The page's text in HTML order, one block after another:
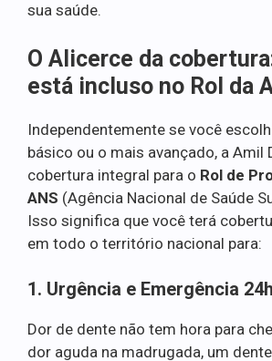
sua saúde.
O Alicerce da
está incluso no Rol da
Independentemente se você
básico ou o mais avançado, a Amil
cobertura integral para o Rol de
ANS (Agência Nacional de Saúde
Isso significa que você terá
em todo o território nacional para:
1. Urgência e Emergência 24h
Dor de dente não tem hora para
dor aguda na madrugada, um